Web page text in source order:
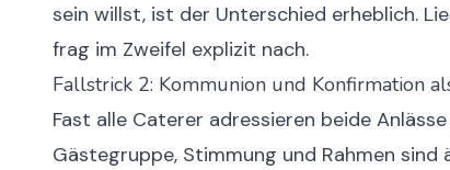
sein willst, ist der Unterschied erheblich.
frag im Zweifel explizit nach.
Fallstrick 2: Kommunion und Konfirmation
Fast alle Caterer adressieren beide
Gästegruppe, Stimmung und Rahmen sind